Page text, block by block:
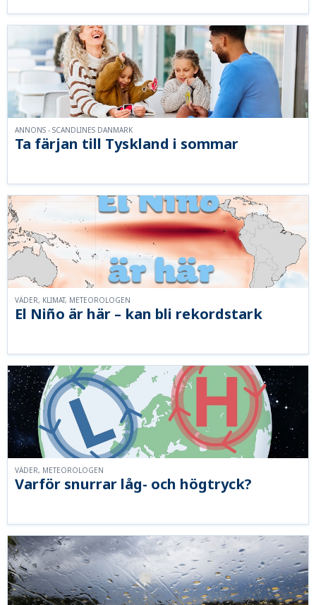
Ta färjan till Tyskland i sommar
ANNONS - SCANDLINES DANMARK
El Niño är här – kan bli rekordstark
VÄDER, KLIMAT, METEOROLOGEN
Varför snurrar låg- och högtryck?
VÄDER, METEOROLOGEN